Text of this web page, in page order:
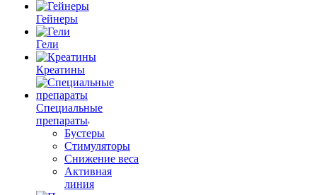
Гейнеры
Гели
Креатины
Специальные
препараты
Бустеры
Стимуляторы
Снижение веса
Активная
линия